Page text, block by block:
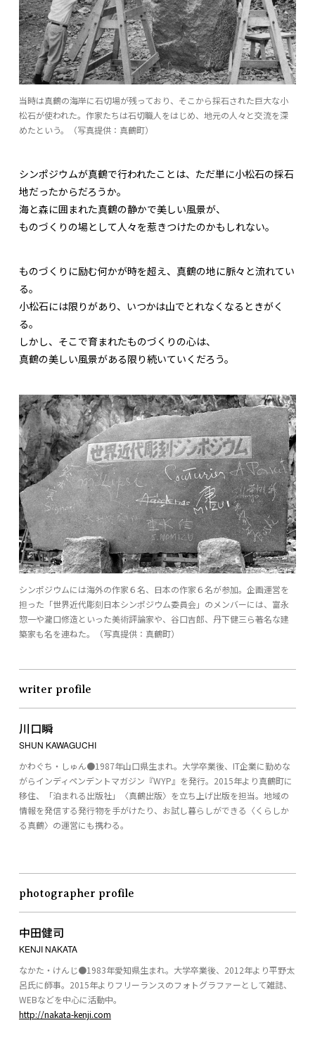
当時は真鶴の海岸に石切場が残っており、そこから採石された巨大な小
松石が使われた。作家たちは石切職人をはじめ、地元の人々と交流を深
めたという。（写真提供：真鶴町）
シンポジウムが真鶴で行われたことは、ただ単に小松石の採石
地だったからだろうか。
海と森に囲まれた真鶴の静かで美しい風景が、
ものづくりの場として人々を惹きつけたのかもしれない。
ものづくりに励む何かが時を超え、真鶴の地に脈々と流れてい
る。
小松石には限りがあり、いつかは山でとれなくなるときがく
る。
しかし、そこで育まれたものづくりの心は、
真鶴の美しい風景がある限り続いていくだろう。
シンポジウムには海外の作家６名、日本の作家６名が参加。企画運営を
担った「世界近代彫刻日本シンポジウム委員会」のメンバーには、富永
惣一や瀧口修造といった美術評論家や、谷口吉郎、丹下健三ら著名な建
築家も名を連ねた。（写真提供：真鶴町）
writer profile
川口瞬
SHUN KAWAGUCHI
かわぐち・しゅん●1987年山口県生まれ。大学卒業後、IT企業に勤めな
がらインディペンデントマガジン『WYP』を発行。2015年より真鶴町に
移住、「泊まれる出版社」〈真鶴出版〉を立ち上げ出版を担当。地域の
情報を発信する発行物を手がけたり、お試し暮らしができる〈くらしか
る真鶴〉の運営にも携わる。
photographer profile
中田健司
KENJI NAKATA
なかた・けんじ●1983年愛知県生まれ。大学卒業後、2012年より平野太
呂氏に師事。2015年よりフリーランスのフォトグラファーとして雑誌、
WEBなどを中心に活動中。
http://nakata-kenji.com